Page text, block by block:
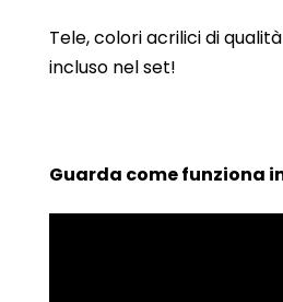
Tele, colori acrilici di
incluso nel set!
Guarda come funziona